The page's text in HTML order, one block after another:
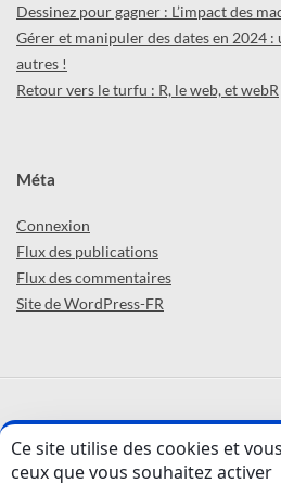
Dessinez pour gagner : L’impact des
Gérer et manipuler des dates en 2024 :
autres !
Retour vers le turfu : R, le web, et webR
Méta
Connexion
Flux des publications
Flux des commentaires
Site de WordPress-FR
ABCD'R (parThinkR) ©
Ce site utilise des cookies et
ceux que vous souhaitez activer